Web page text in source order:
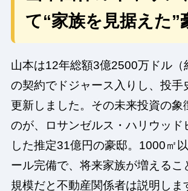
て“家族を見据えた”
山本は12年総額3億2500万ドル（
の契約でドジャース入りし、投手
更新しました。その未来投資の象
のが、ロサンゼルス・ハリウッド
した推定31億円の豪邸。1000㎡
ール完備で、将来家族が増えるこ
規模だと不動産関係者は説明しま